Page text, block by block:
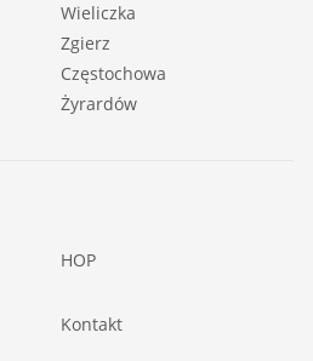
Wieliczka
Zgierz
Częstochowa
Żyrardów
HOP
Kontakt